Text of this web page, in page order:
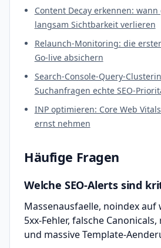
Content Decay erkennen:
langsam Sichtbarkeit verlieren
Relaunch-Monitoring: die
Go-live absichern
Search-Console-Query-
Suchanfragen echte SEO-
INP optimieren: Core Web
ernst nehmen
Häufige Fragen
Welche SEO-Alerts sind
Massenausfaelle, noindex auf
5xx-Fehler, falsche
und massive Template-